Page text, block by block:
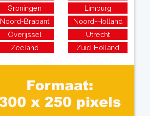
Groningen
Limburg
Noord-Brabant
Noord-Holland
Overijssel
Utrecht
Zeeland
Zuid-Holland